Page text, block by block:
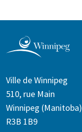
Ville de Winnipeg
510, rue Main
Winnipeg (Manitoba)
R3B 1B9